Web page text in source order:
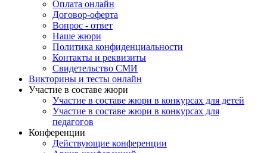
Оплата онлайн
Договор-оферта
Вопрос - ответ
Наше жюри
Политика конфиденциальности
Контакты и реквизиты
Свидетельство СМИ
Викторины и тесты онлайн
Участие в составе жюри
Участие в составе жюри в конкурсах для детей
Участие в составе жюри в конкурсах для
педагогов
Конференции
Действующие конференции